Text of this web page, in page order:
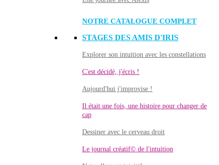
NOTRE CATALOGUE COMPLET
STAGES DES AMIS D'IRIS
Explorer son intuition avec les constellations
C'est décidé, j'écris !
Aujourd'hui j'improvise !
Il était une fois, une histoire pour changer de
cap
Dessiner avec le cerveau droit
Le journal créatif© de l'intuition